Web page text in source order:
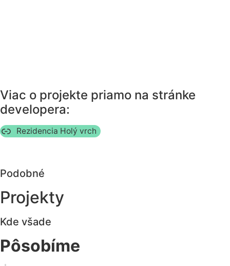
Viac o projekte priamo na stránke
developera:
Rezidencia Holý vrch
Podobné
Projekty
Kde všade
Pôsobíme